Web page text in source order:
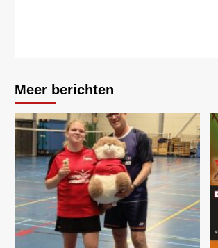
Meer berichten